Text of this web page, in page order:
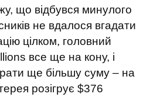
що відбувся минулого
не вдалося вгадати
цілком, головний
все ще на кону, і
ще більшу суму – на
розігрує $376